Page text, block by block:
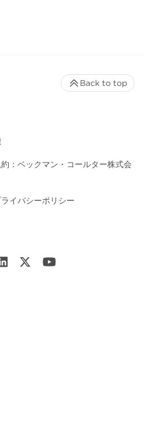
：ベックマン・コールター株式会
イバシーポリシー
Back to top